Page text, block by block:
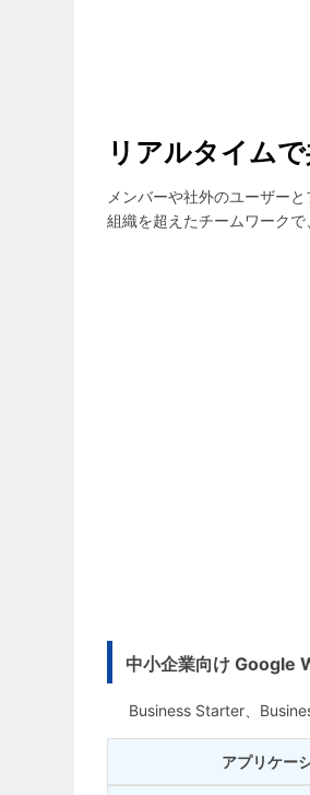
リアルタイム
メンバーや社外のユーザー
組織を超えたチームワークで
中小企業向け Google
Business Starter、
アプリケー